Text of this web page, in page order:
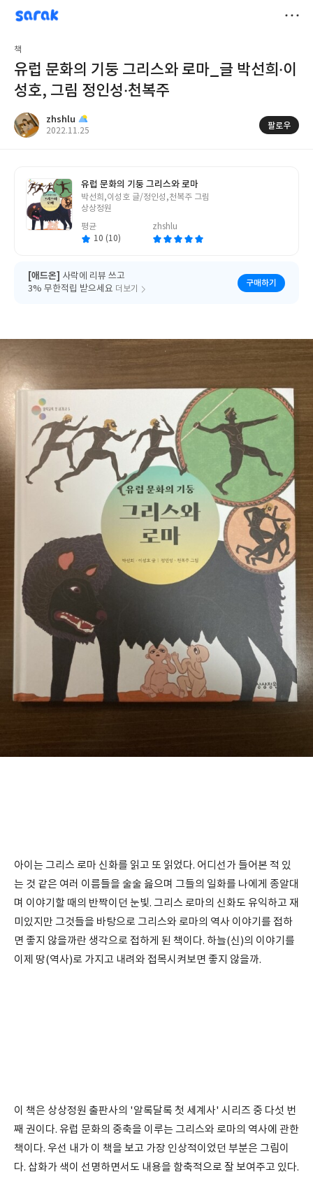
sarak
zhshlu
책
유럽 문화의 기둥 그리스와 로마_글 박선희·이
성호, 그림 정인성·천복주
zhshlu
작
2022.11.25
팔로우
유럽 문화의 기둥 그리스와 로마
글
쓴
박선희,이성호 글/정인성,천복주 그림
상상정원
평균
10 (10)
zhshlu
[애드온] 사락에 리뷰 쓰고
3% 무한적립 받으세요 더보기
구매하기
아이는 그리스 로마 신화를 읽고 또 읽었다. 어디선가 들어본 적 있
는 것 같은 여러 이름들을 술술 읊으며 그들의 일화를 나에게 종알대
며 이야기할 때의 반짝이던 눈빛. 그리스 로마의 신화도 유익하고 재
미있지만 그것들을 바탕으로 그리스와 로마의 역사 이야기를 접하
면 좋지 않을까란 생각으로 접하게 된 책이다. 하늘(신)의 이야기를
이제 땅(역사)로 가지고 내려와 접목시켜보면 좋지 않을까.
이 책은 상상정원 출판사의 '알록달록 첫 세계사' 시리즈 중 다섯 번
째 권이다. 유럽 문화의 중축을 이루는 그리스와 로마의 역사에 관한
책이다. 우선 내가 이 책을 보고 가장 인상적이었던 부분은 그림이
다. 삽화가 색이 선명하면서도 내용을 함축적으로 잘 보여주고 있다.